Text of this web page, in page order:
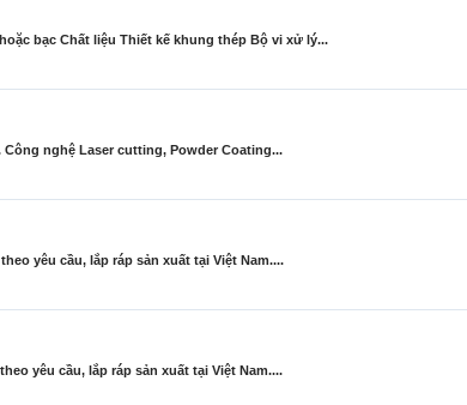
bạc Chất liệu Thiết kế khung thép Bộ vi xử lý...
nghệ Laser cutting, Powder Coating...
yêu cầu, lắp ráp sản xuất tại Việt Nam....
yêu cầu, lắp ráp sản xuất tại Việt Nam....